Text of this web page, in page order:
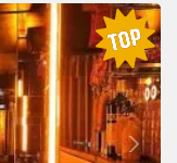
Suivant